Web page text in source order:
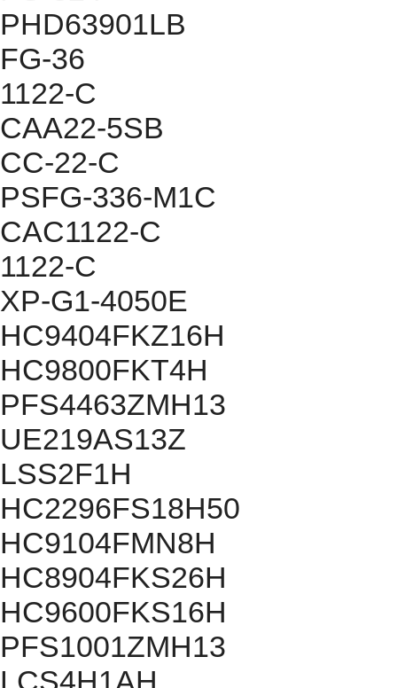
PHD63901LB
FG-36
1122-C
CAA22-5SB
CC-22-C
PSFG-336-M1C
CAC1122-C
1122-C
XP-G1-4050E
HC9404FKZ16H
HC9800FKT4H
PFS4463ZMH13
UE219AS13Z
LSS2F1H
HC2296FS18H50
HC9104FMN8H
HC8904FKS26H
HC9600FKS16H
PFS1001ZMH13
LCS4H1AH